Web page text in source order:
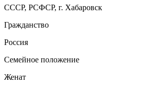
СССР, РСФСР, г. Хабаровск
Гражданство
Россия
Семейное положение
Женат